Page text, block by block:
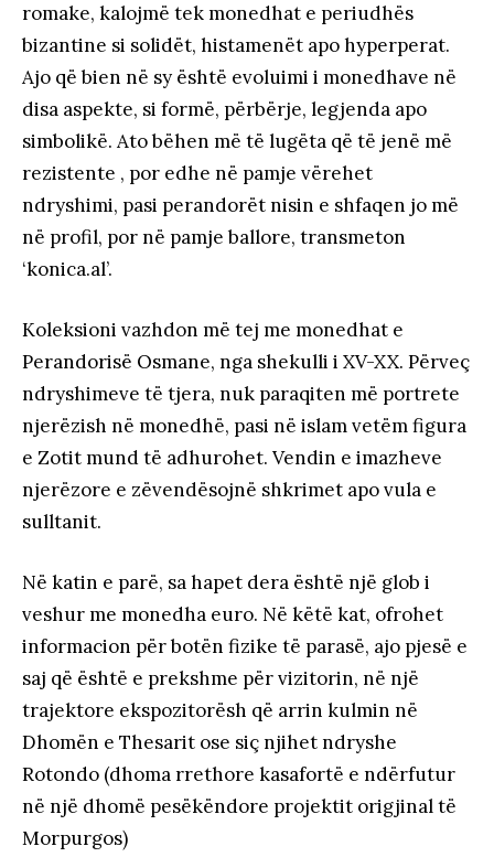
romake, kalojmë tek monedhat e periudhës
bizantine si solidët, histamenët apo hyperperat.
Ajo që bien në sy është evoluimi i monedhave në
disa aspekte, si formë, përbërje, legjenda apo
simbolikë. Ato bëhen më të lugëta që të jenë më
rezistente , por edhe në pamje vërehet
ndryshimi, pasi perandorët nisin e shfaqen jo më
në profil, por në pamje ballore, transmeton
‘konica.al’.
Koleksioni vazhdon më tej me monedhat e
Perandorisë Osmane, nga shekulli i XV-XX. Përveç
ndryshimeve të tjera, nuk paraqiten më portrete
njerëzish në monedhë, pasi në islam vetëm figura
e Zotit mund të adhurohet. Vendin e imazheve
njerëzore e zëvendësojnë shkrimet apo vula e
sulltanit.
Në katin e parë, sa hapet dera është një glob i
veshur me monedha euro. Në këtë kat, ofrohet
informacion për botën fizike të parasë, ajo pjesë e
saj që është e prekshme për vizitorin, në një
trajektore ekspozitorësh që arrin kulmin në
Dhomën e Thesarit ose siç njihet ndryshe
Rotondo (dhoma rrethore kasafortë e ndërfutur
në një dhomë pesëkëndore projektit origjinal të
Morpurgos)